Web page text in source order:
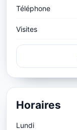
Téléphone
Visites
Horaires
Lundi